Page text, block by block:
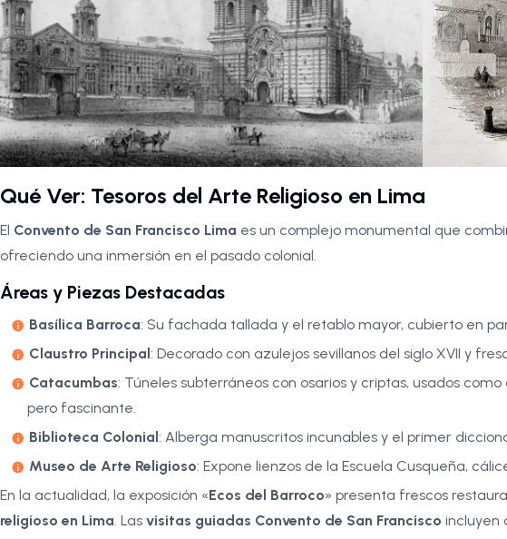
Qué Ver: Tesoros del Arte Religioso en Lima
El Convento de San Francisco Lima es un complejo monumental que
ofreciendo una inmersión en el pasado colonial.
Áreas y Piezas Destacadas
Basílica Barroca: Su fachada tallada y el retablo mayor, cubierto en
Claustro Principal: Decorado con azulejos sevillanos del siglo XVII y
Catacumbas: Túneles subterráneos con osarios y criptas, usados
pero fascinante.
Biblioteca Colonial: Alberga manuscritos incunables y el primer
Museo de Arte Religioso: Expone lienzos de la Escuela Cusqueña,
En la actualidad, la exposición «Ecos del Barroco» presenta frescos
religioso en Lima. Las visitas guiadas Convento de San Francisco incluyen